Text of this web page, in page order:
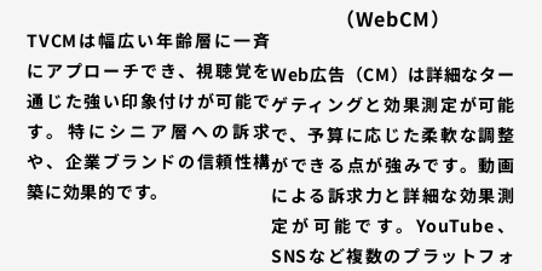
TVCMは幅広い年齢層に一斉
にアプローチでき、視聴覚を
通じた強い印象付けが可能で
す。特にシニア層への訴求
や、企業ブランドの信頼性構
築に効果的です。
（WebCM）
Web広告（CM）は詳細なター
ゲティングと効果測定が可能
で、予算に応じた柔軟な調整
ができる点が強みです。動画
による訴求力と詳細な効果測
定が可能です。YouTube、
SNSなど複数のプラットフォ